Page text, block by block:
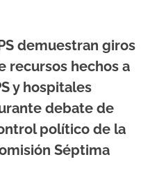
demuestran giros
recursos hechos a
y hospitales
debate de
político de la
Séptima